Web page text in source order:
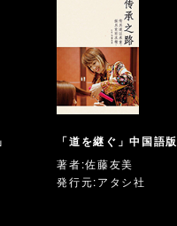
「道を継ぐ」中国語版
著者:佐藤友美
発行元:アタシ社